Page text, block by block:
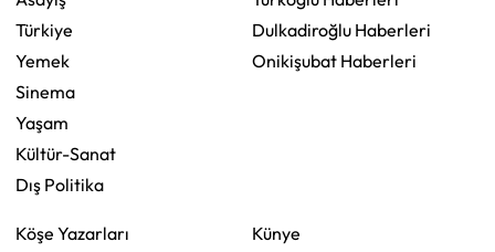
Türkiye
Yemek
Sinema
Yaşam
Kültür-Sanat
Dış Politika
Dulkadiroğlu Haberleri
Onikişubat Haberleri
Köşe Yazarları
Künye